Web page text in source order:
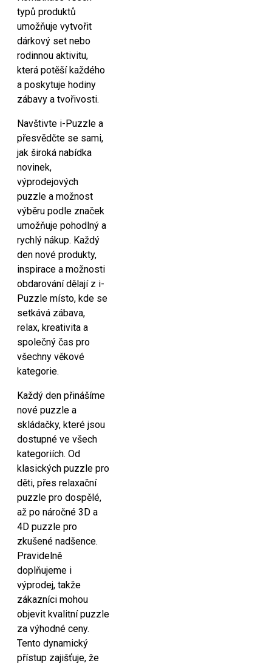
typů produktů
umožňuje vytvořit
dárkový set nebo
rodinnou aktivitu,
která potěší každého
a poskytuje hodiny
zábavy a tvořivosti.
Navštivte i-Puzzle a
přesvědčte se sami,
jak široká nabídka
novinek,
výprodejových
puzzle a možnost
výběru podle značek
umožňuje pohodlný a
rychlý nákup. Každý
den nové produkty,
inspirace a možnosti
obdarování dělají z i-
Puzzle místo, kde se
setkává zábava,
relax, kreativita a
společný čas pro
všechny věkové
kategorie.
Každý den přinášíme
nové puzzle a
skládačky, které jsou
dostupné ve všech
kategoriích. Od
klasických puzzle pro
děti, přes relaxační
puzzle pro dospělé,
až po náročné 3D a
4D puzzle pro
zkušené nadšence.
Pravidelně
doplňujeme i
výprodej, takže
zákazníci mohou
objevit kvalitní puzzle
za výhodné ceny.
Tento dynamický
přístup zajišťuje, že